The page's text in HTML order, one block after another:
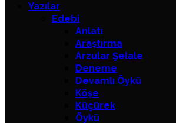
Yazılar
Edebi
Anlatı
Araştırma
Arzular Şelale
Deneme
Devamlı Öykü
Köşe
Küçürek
Öykü